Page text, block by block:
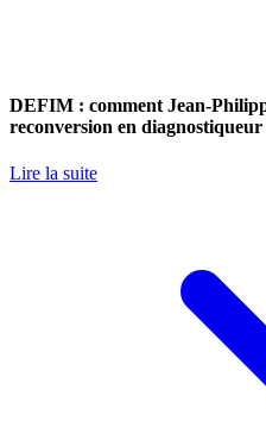
DEFIM : comment Jean-
reconversion en
Lire la suite